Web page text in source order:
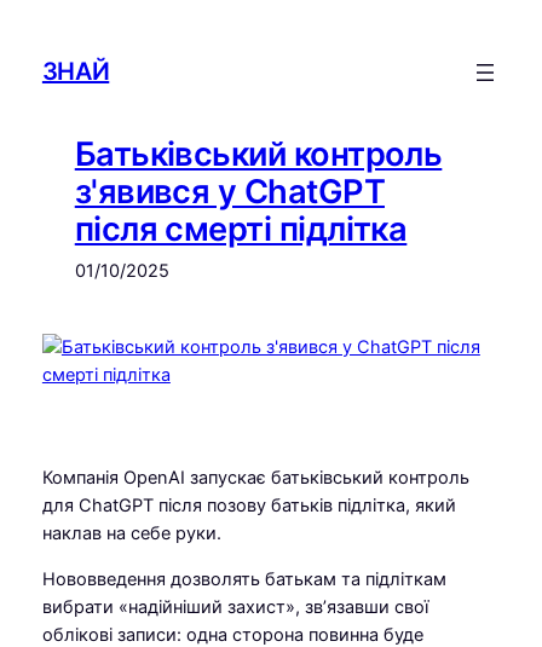
contentЗНАЙ
Батьківський контроль
з'явився у ChatGPT
після смерті підлітка
01/10/2025
Компанія OpenAI запускає батьківський контроль
для ChatGPT після позову батьків підлітка, який
наклав на себе руки.
Нововведення дозволять батькам та підліткам
вибрати «надійніший захист», зв’язавши свої
облікові записи: одна сторона повинна буде